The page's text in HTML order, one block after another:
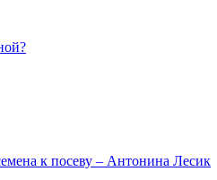
к посеву – Антонина Лесик